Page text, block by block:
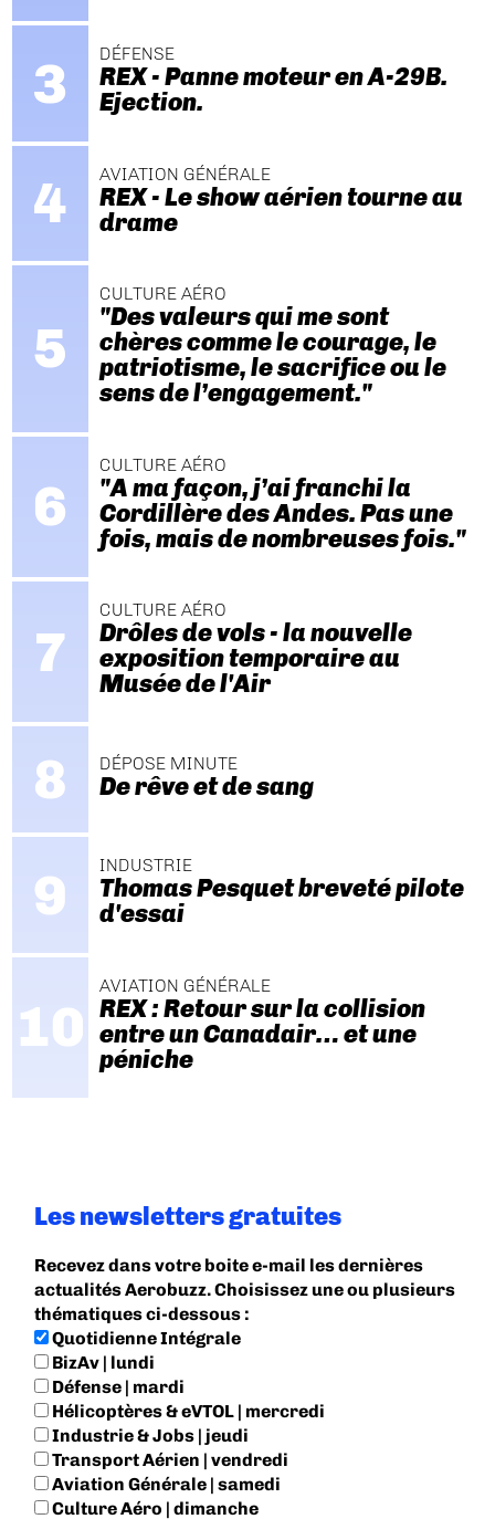
DÉFENSE
REX - Panne moteur en A-29B.
Ejection.
AVIATION GÉNÉRALE
REX - Le show aérien tourne au
drame
CULTURE AÉRO
"Des valeurs qui me sont
chères comme le courage, le
patriotisme, le sacrifice ou le
sens de l’engagement."
CULTURE AÉRO
"A ma façon, j’ai franchi la
Cordillère des Andes. Pas une
fois, mais de nombreuses fois."
CULTURE AÉRO
Drôles de vols - la nouvelle
exposition temporaire au
Musée de l'Air
DÉPOSE MINUTE
De rêve et de sang
INDUSTRIE
Thomas Pesquet breveté pilote
d'essai
AVIATION GÉNÉRALE
REX : Retour sur la collision
entre un Canadair… et une
péniche
Les newsletters gratuites
Recevez dans votre boite e-mail les dernières
actualités Aerobuzz. Choisissez une ou plusieurs
thématiques ci-dessous :
Quotidienne Intégrale
BizAv | lundi
Défense | mardi
Hélicoptères & eVTOL | mercredi
Industrie & Jobs | jeudi
Transport Aérien | vendredi
Aviation Générale | samedi
Culture Aéro | dimanche